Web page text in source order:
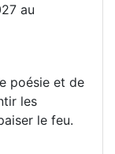
au
poésie et de
les
le feu.